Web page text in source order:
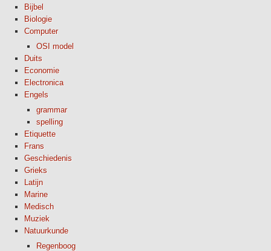
Bijbel
Biologie
Computer
OSI model
Duits
Economie
Electronica
Engels
grammar
spelling
Etiquette
Frans
Geschiedenis
Grieks
Latijn
Marine
Medisch
Muziek
Natuurkunde
Regenboog